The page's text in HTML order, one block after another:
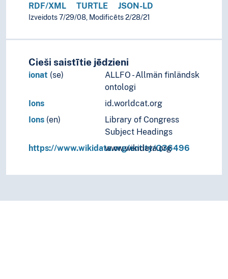
RDF/XML TURTLE JSON-LD
Izveidots 7/29/08, Modificēts 2/28/21
Cieši saistītie jēdzieni
ionat (se)
ALLFO - Allmän finländsk
ontologi
Ions
id.worldcat.org
Ions (en)
Library of Congress
Subject Headings
https://www.wikidata.org/entity/Q36496
www.wikidata.org